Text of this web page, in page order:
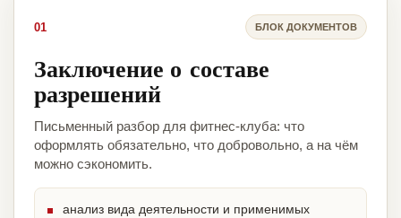
01 БЛОК ДОКУМЕНТОВ
Заключение о составе
разрешений
Письменный разбор для фитнес-клуба: что
оформлять обязательно, что добровольно, а на чём
можно сэкономить.
анализ вида деятельности и применимых